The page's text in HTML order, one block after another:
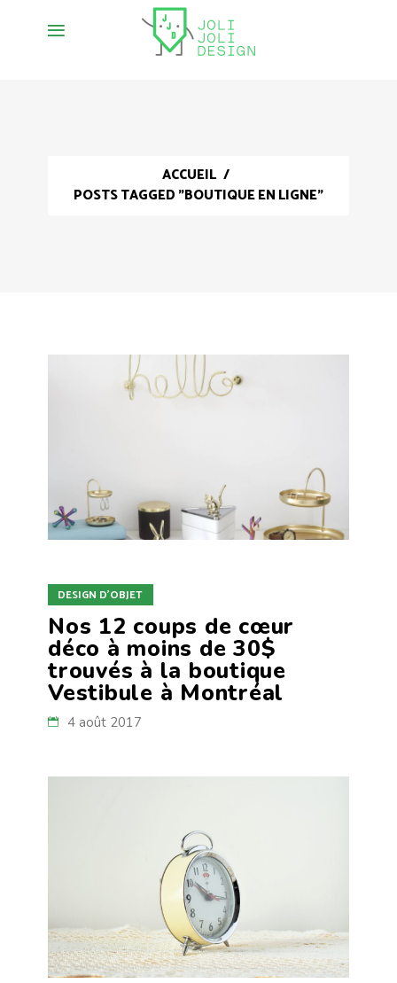
ACCUEIL /
POSTS TAGGED "BOUTIQUE EN LIGNE"
DESIGN D'OBJET
Nos 12 coups de cœur
déco à moins de 30$
trouvés à la boutique
Vestibule à Montréal
4 août 2017